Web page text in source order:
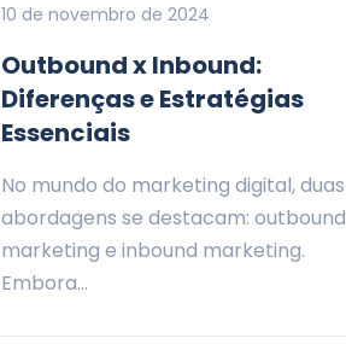
10 de novembro de 2024
Outbound x Inbound:
Diferenças e Estratégias
Essenciais
No mundo do marketing digital, duas
abordagens se destacam: outbound
marketing e inbound marketing.
Embora…